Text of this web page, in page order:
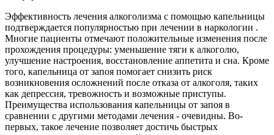
Эффективность лечения алкоголизма с помощью капельницы
подтверждается популярностью при лечении в наркологии .
Многие пациенты отмечают положительные изменения после
прохождения процедуры: уменьшение тяги к алкоголю,
улучшение настроения, восстановление аппетита и сна. Кроме
того, капельница от запоя помогает снизить риск
возникновения осложнений после отказа от алкоголя, таких
как депрессия, тревожность и возможные приступы.
Преимущества использования капельницы от запоя в
сравнении с другими методами лечения - очевидны. Во-
первых, такое лечение позволяет достичь быстрых